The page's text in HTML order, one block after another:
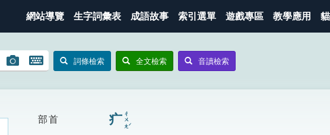
網站導覽 生字詞彙表 成語故事 索引選單 遊戲專區 教學應用
圖
搜
開
鍵
圖
詞條檢索 全文檢索 音讀檢索
部首 疒ㄔㄨㄤˊ